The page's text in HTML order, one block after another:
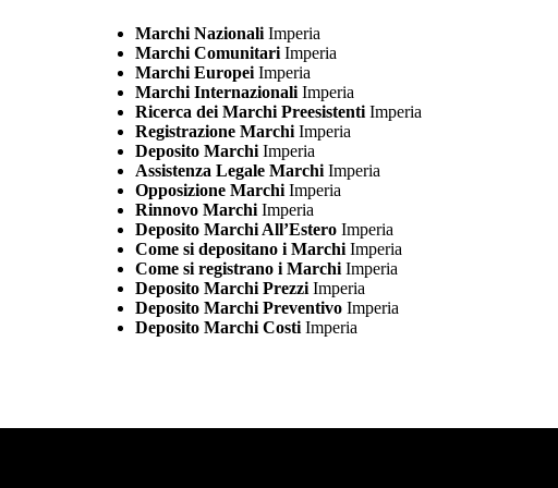
Marchi NazionaliImperia
Marchi ComunitariImperia
Marchi EuropeiImperia
Marchi InternazionaliImperia
Ricerca dei Marchi PreesistentiImperia
Registrazione MarchiImperia
Deposito MarchiImperia
Assistenza Legale MarchiImperia
Opposizione MarchiImperia
Rinnovo MarchiImperia
Deposito Marchi All’EsteroImperia
Come si depositano i MarchiImperia
Come si registrano i MarchiImperia
Deposito Marchi PrezziImperia
Deposito Marchi PreventivoImperia
Deposito Marchi CostiImperia